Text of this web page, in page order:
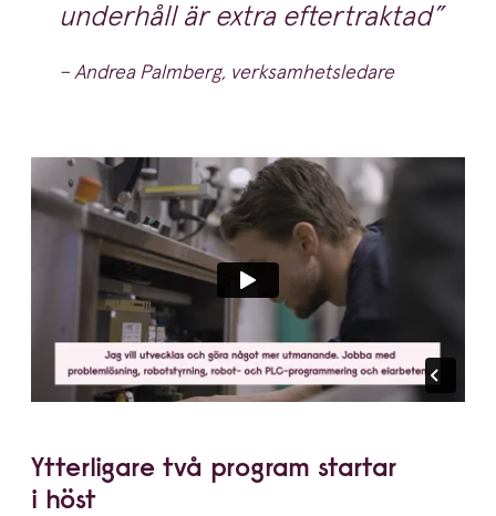
underhåll är extra eftertraktad
– Andrea Palmberg, verksamhetsledare
Ytterligare två program startar
i höst